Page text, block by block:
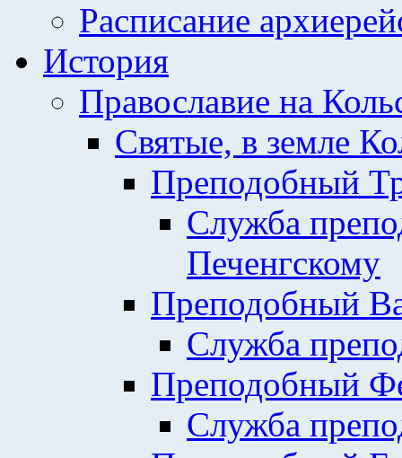
Расписание
История
Православие на
Святые, в земле
Преподобный
Служба
Печенгскому
Преподобный
Служба
Преподобный
Служба